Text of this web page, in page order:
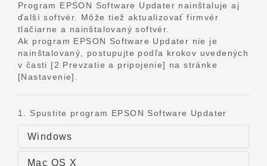
Program EPSON Software Updater nainštaluje aj
ďalší softvér. Môže tiež aktualizovať firmvér
tlačiarne a nainštalovaný softvér.
Ak program EPSON Software Updater nie je
nainštalovaný, postupujte podľa krokov uvedených
v časti [2 Prevzatie a pripojenie] na stránke
[Nastavenie].
1. Spustite program EPSON Software Updater
Windows
Mac OS X